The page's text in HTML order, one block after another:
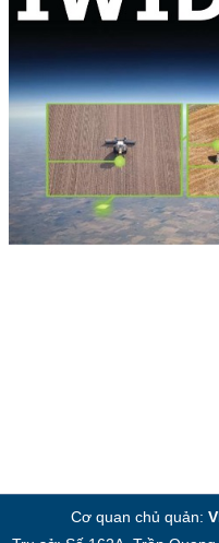
Cơ quan chủ quản: